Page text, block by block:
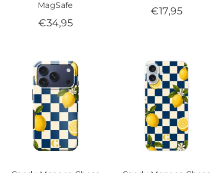
MagSafe
€34,95
€17,95